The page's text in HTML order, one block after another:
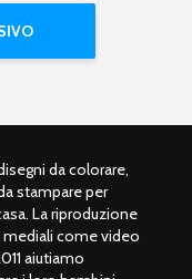
da colorare,
stampare per
La riproduzione
come video
aiutiamo